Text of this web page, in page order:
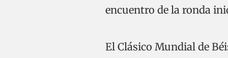
encuentro de la ronda
El Clásico Mundial de